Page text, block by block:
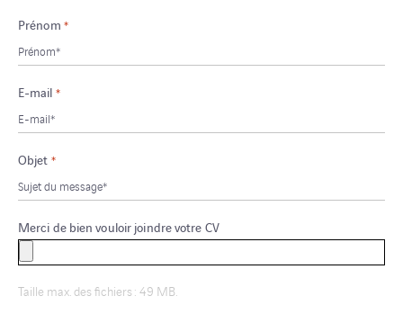
Prénom *
E-mail *
Objet *
Merci de bien vouloir joindre votre CV
Taille max. des fichiers : 49 MB.